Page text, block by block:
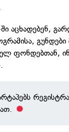
აცხადებენ,
ფონდებთან,